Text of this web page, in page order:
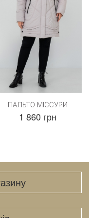
ПАЛЬТО МІССУРИ
1 860 грн